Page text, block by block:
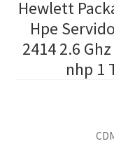
Hewlett
Hpe
2414 2.6
nhp 1